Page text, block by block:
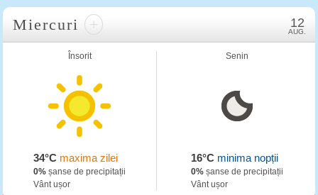
Miercuri + 12
AUG.
Însorit
34°C maxima zilei
0% șanse de precipitații
Vânt ușor
Senin
16°Cminima nopții
0%șanse de precipitații
Vânt ușor